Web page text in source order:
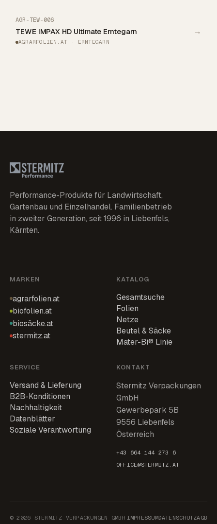
AGR-TEW-006
TEWE IMPAX HD Ultimate Erntegarn
AGRARFOLIEN.AT · ERNTEGARN
→
Performance-Produkte für Landwirtschaft,
Gartenbau und Einzelhandel. Familienbetrieb
in zweiter Generation, seit 1996 in Liebenfels,
Kärnten.
MARKEN
agrarfolien.at
biofolien.at
biosäcke.at
stermitz.at
KATALOG
Gesamtsuche
Folien
Netze
Beutel & Säcke
Mater-Bi® Linie
SERVICE
Versand & Lieferung
B2B-Konditionen
Nachhaltigkeit
Datenblätter
Soziale Verantwortung
KONTAKT
Stermitz Verpackungen
GmbH
Gewerbepark 5B
9556 Liebenfels
Österreich
+43 664 144 273 6
OFFICE@STERMITZ.AT
© 2026 STERMITZ VERPACKUNGEN GMBH IMPRESSUMDATENSCHUTZAGB